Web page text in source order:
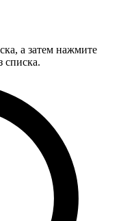
а затем нажмите
списка.